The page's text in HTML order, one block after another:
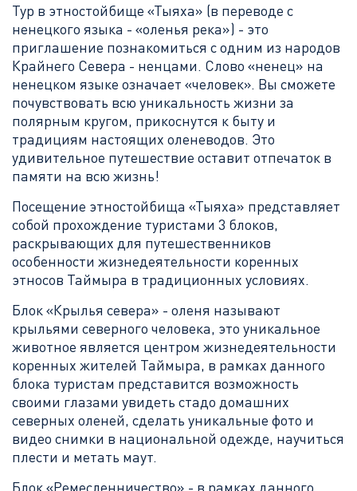
Тур в этностойбище «Тыяха» (в переводе с
ненецкого языка - «оленья река») - это
приглашение познакомиться с одним из народов
Крайнего Севера - ненцами. Слово «ненец» на
ненецком языке означает «человек». Вы сможете
почувствовать всю уникальность жизни за
полярным кругом, прикоснутся к быту и
традициям настоящих оленеводов. Это
удивительное путешествие оставит отпечаток в
памяти на всю жизнь!
Посещение этностойбища «Тыяха» представляет
собой прохождение туристами 3 блоков,
раскрывающих для путешественников
особенности жизнедеятельности коренных
этносов Таймыра в традиционных условиях.
Блок «Крылья севера» - оленя называют
крыльями северного человека, это уникальное
животное является центром жизнедеятельности
коренных жителей Таймыра, в рамках данного
блока туристам представится возможность
своими глазами увидеть стадо домашних
северных оленей, сделать уникальные фото и
видео снимки в национальной одежде, научиться
плести и метать маут.
Блок «Ремесленничество» - в рамках данного